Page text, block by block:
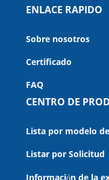
ENLACE RAPIDO
Sobre nosotros
Certificado
FAQ
CENTRO DE
Lista por modelo
Listar por Solicitud
Información de la